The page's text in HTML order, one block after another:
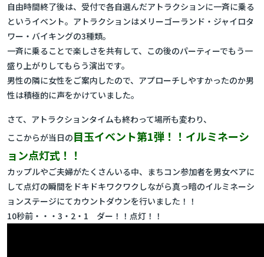
自由時間終了後は、受付で各自選んだアトラクションに一斉に乗る
というイベント。アトラクションはメリーゴーランド・ジャイロタ
ワー・バイキングの3種類。
一斉に乗ることで楽しさを共有して、この後のパーティーでもう一
盛り上がりしてもらう演出です。
男性の隣に女性をご案内したので、アプローチしやすかったのか男
性は積極的に声をかけていました。
さて、アトラクションタイムも終わって場所も変わり、
ここからが当日の目玉イベント第1弾！！イルミネーシ
ョン点灯式！！
カップルやご夫婦がたくさんいる中、まちコン参加者を男女ペアに
して点灯の瞬間をドキドキワクワクしながら真っ暗のイルミネーシ
ョンステージにてカウントダウンを行いました！！
10秒前・・・3・2・1 ダー！！点灯！！